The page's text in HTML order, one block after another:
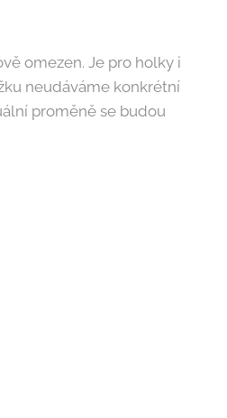
omezen. Je pro holky i
neudáváme konkrétní
proměně se budou